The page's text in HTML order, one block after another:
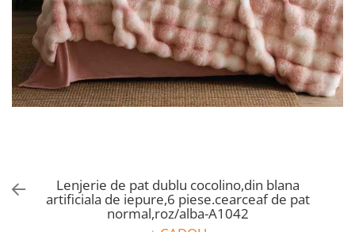
Bumbac satinat
Bumbac policoton
Compatibile cu saltea
90x200cm
100x200cm
200x200cm
Lenjerie de pat dublu cocolino,din blana
artificiala de iepure,6 piese.cearceaf de pat
normal,roz/alba-A1042